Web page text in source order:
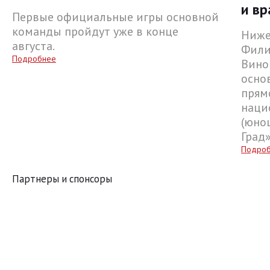
Первые официальные игры основной
команды пройдут уже в конце
августа.
Подробнее
и
Партнеры и спонсоры